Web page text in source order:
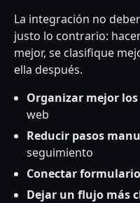
La integración no
justo lo contrario:
mejor, se clasifique
ella después.
Organizar mejor los
web
Reducir pasos
seguimiento
Conectar
Dejar un flujo más